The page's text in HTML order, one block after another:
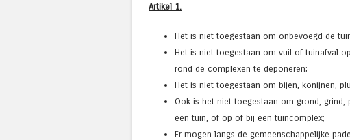
Artikel 1.
Het is niet toegestaan om onbevoegd de
Het is niet toegestaan om vuil of tuinafval
rond de complexen te deponeren;
Het is niet toegestaan om bijen, konijnen,
Ook is het niet toegestaan om grond,
een tuin, of op of bij een tuincomplex;
Er mogen langs de gemeenschappelijke